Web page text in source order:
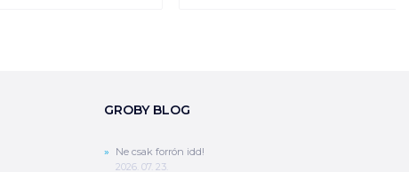
GROBY BLOG
Ne csak forrón idd!
2026. 07. 23.